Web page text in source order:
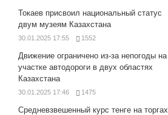
Токаев присвоил национальный статус
двум музеям Казахстана
30.01.2025 17:55 1552
Движение ограничено из-за непогоды на
участке автодороги в двух областях
Казахстана
30.01.2025 17:46 1475
Средневзвешенный курс тенге на торгах